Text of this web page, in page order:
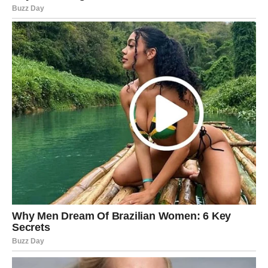
ne ugrožava tvoju slobodu.
U ljubavi, moguće je novo poglavlje ili redefinisanje
odnosa. Slobodne Vodolije mogu shvatiti da se
prijateljstvo pretvara u nešto više.
Poruka perioda:Autentičnost je tvoj put.
RIBE
Za Ribe, kraj januara je tih, ali dubok. Intuicija je izuzetno
jaka, snovi i osećaji nose poruke. Ovo je period
unutrašnjeg mira i pripreme za novi početak.
U ljubavi, odnosi se produbljuju ili se tiho završavaju, bez
drame.